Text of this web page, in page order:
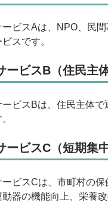
ビスAは、 NPO 、民
スです。
ービスB（住民主
ビスBは、住民主体で
ービスC（短期集
ビスCは、市町村の保
器の機能向上、栄養